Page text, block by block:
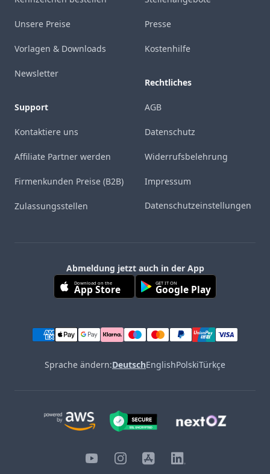
Unsere Preise
Vorlagen & Downloads
Newsletter
Support
Kontaktiere uns
Affiliate Partner werden
Firmenkunden Preise (B2B)
Zulassungsstellen
Presse
Kostenhilfe
Rechtliches
AGB
Datenschutz
Widerrufsbelehrung
Impressum
Datenschutzeinstellungen
Abmeldung jetzt auch in der App
Download on the
App Store GET IT ON
Google Play
Sprache ändern:DeutschEnglishPolskiTürkçe
YouTubeInstagram
iOS LinkedIn